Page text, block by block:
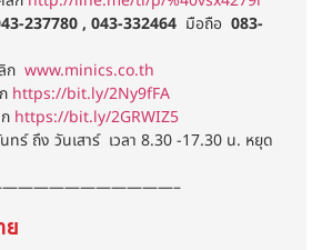
237780 , 043-332464 มือถือ 083-
ก www.minics.co.th
https://bit.ly/2Ny9fFA
https://bit.ly/2GRWIZ5
ทร์ ถึง วันเสาร์ เวลา 8.30 -17.30 น. หยุด
ย